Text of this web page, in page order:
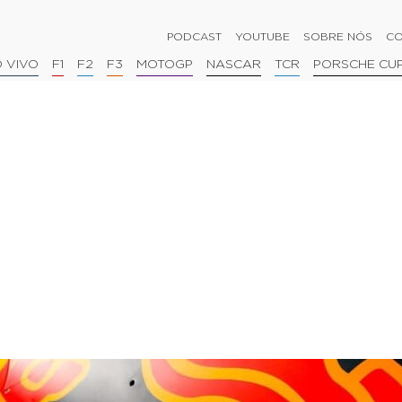
PODCAST YOUTUBE SOBRE NÓS
VIVO F1 F2 F3 MOTOGP NASCAR TCR PORSCHE